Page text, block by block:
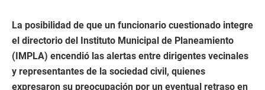
La posibilidad de que un funcionario cuestionado integre
el directorio del Instituto Municipal de Planeamiento
(IMPLA) encendió las alertas entre dirigentes vecinales
y representantes de la sociedad civil, quienes
expresaron su preocupación por un eventual retraso en